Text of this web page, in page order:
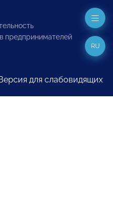
предпринимателей
для слабовидящих
RU